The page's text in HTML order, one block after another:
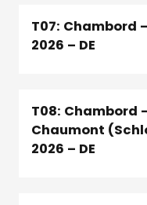
T07: Chambord
2026 – DE
T08: Chambord
Chaumont
2026 – DE